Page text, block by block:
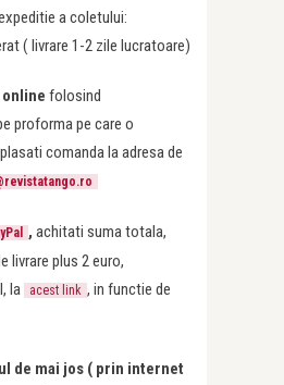
a coletului:
( livrare 1-2 zile lucratoare)
folosind
proforma pe care o
comanda la adresa de
, achitati suma totala,
livrare plus 2 euro,
la
acest link , in functie de
de mai jos ( prin internet